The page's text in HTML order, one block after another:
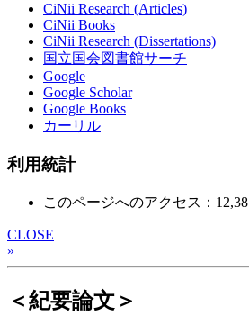
CiNii Research (Articles)
CiNii Books
CiNii Research (Dissertations)
国立国会図書館サーチ
Google
Google Scholar
Google Books
カーリル
利用統計
このページへのアクセス：
CLOSE
»
＜紀要論文＞